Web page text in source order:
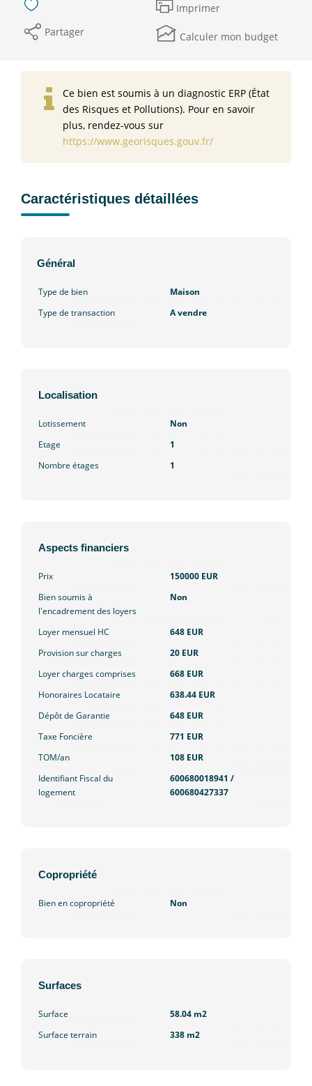
Imprimer
Partager
Calculer mon budget
Ce bien est soumis à un diagnostic ERP (État
des Risques et Pollutions). Pour en savoir
plus, rendez-vous sur
https://www.georisques.gouv.fr/
Caractéristiques détaillées
Général
Type de bien
Maison
Type de transaction
A vendre
Localisation
Lotissement
Non
Etage
1
Nombre étages
1
Aspects financiers
Prix
150000 EUR
Bien soumis à
l'encadrement des loyers
Non
Loyer mensuel HC
648 EUR
Provision sur charges
20 EUR
Loyer charges comprises
668 EUR
Honoraires Locataire
638.44 EUR
Dépôt de Garantie
648 EUR
Taxe Foncière
771 EUR
TOM/an
108 EUR
Identifiant Fiscal du
logement
600680018941 /
600680427337
Copropriété
Bien en copropriété Non
Surfaces
Surface
58.04 m2
Surface terrain
338 m2